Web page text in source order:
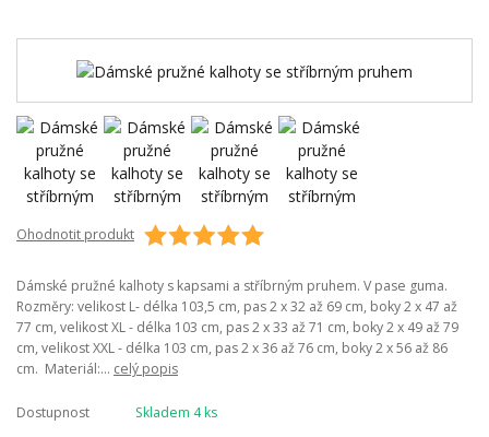
Ohodnotit produkt
Dámské pružné kalhoty s kapsami a stříbrným pruhem. V pase guma.
Rozměry: velikost L- délka 103,5 cm, pas 2 x 32 až 69 cm, boky 2 x 47 až
77 cm, velikost XL - délka 103 cm, pas 2 x 33 až 71 cm, boky 2 x 49 až 79
cm, velikost XXL - délka 103 cm, pas 2 x 36 až 76 cm, boky 2 x 56 až 86
cm. Materiál:... celý popis
Dostupnost
Skladem 4 ks